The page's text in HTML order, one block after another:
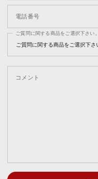
電話番号
ご質問に関する商品をご選択下さい。
コメント